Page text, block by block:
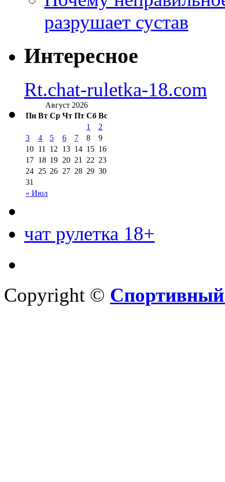
разрушает сустав
Интересное
Rt.chat-ruletka-18.com
Август 2026
Пн Вт Ср Чт Пт Сб Вс
« Июл
1
2
3
4 5 6 7 8
9
10 11 12 13 14 15 16
17 18 19 20 21 22 23
24 25 26 27 28 29 30
31
чат рулетка 18+
Copyright © Спортивный